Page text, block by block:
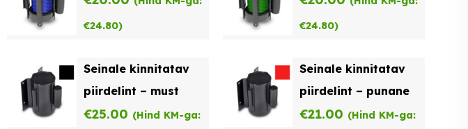
€24.80)
€24.80)
Seinale kinnitatav
piirdelint – must
€25.00 (Hind KM-ga:
Seinale kinnitatav
piirdelint – punane
€21.00 (Hind KM-ga: